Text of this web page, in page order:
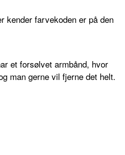
kender farvekoden er på den
et forsølvet armbånd, hvor
man gerne vil fjerne det helt.